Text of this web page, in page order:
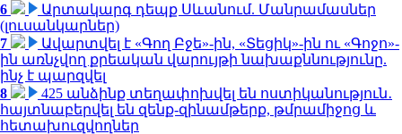
6
Արտակարգ դեպք Սևանում. Մանրամասներ
(լուսանկարներ)
7
Ավարտվել է «Գող Բջե»-ին, «Տեցիկ»-ին ու «Գոջո»-
ին առնչվող քրեական վարույթի նախաքննությունը.
ինչ է պարզվել
8
425 անձինք տեղափոխվել են ոստիկանություն․
հայտնաբերվել են զենք-զինամթերք, թմրամիջոց և
հետախուզվողներ